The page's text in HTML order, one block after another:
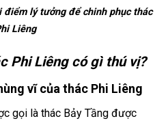
điểm lý tưởng để chinh phục thác
Liêng
Phi Liêng có gì thú vị?
vĩ của thác Phi Liêng
gọi là thác Bảy Tầng được